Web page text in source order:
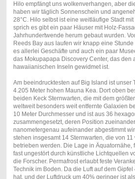
Hilo empfängt uns wolkenverhangen, aber
haben wir täglich Sonnenschein und
28°C. Hilo selbst ist eine weitläufige Stadt
sprich es gibt ein paar Häuser mit Holz-
Jahrhundertwende herum gebaut wurden.
Reeds Bay aus laufen wir knapp eine
es allerlei Geschäfte und auch ein paar
das Mokupapapa Discovery Center, das den
hawaiianischen Inseln gewidmet ist.
Am beeindrucktesten auf Big Island ist unser
4.205 Meter hohen Mauna Kea. Dort oben
beiden Keck Sternwarten, die mit dem
weltweit besonders weit entfernte Galaxien
10 Meter Durchmesser und ist aus 36
zusammengesetzt, deren Position
nanometergenau aufeinander abgestimmt
stehen insgesamt 14 Sternwarten, die von
betrieben werden. Die Lage in Äquatornähe,
fast ungestört durch künstliche Lichtquellen
die Forscher. Permafrost erlaubt feste
Technik im Boden. Da die Luft auf dem
hat, und der Luftdruck um 40% geringer ist